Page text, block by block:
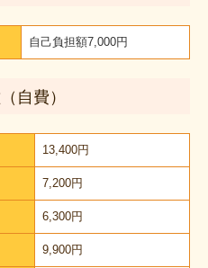
自己負担額7,000円
自費）
13,400円
7,200円
6,300円
9,900円